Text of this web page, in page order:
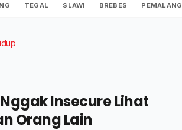
TEGAL SLAWI BREBES PEMALANG
Insecure Lihat
Orang Lain